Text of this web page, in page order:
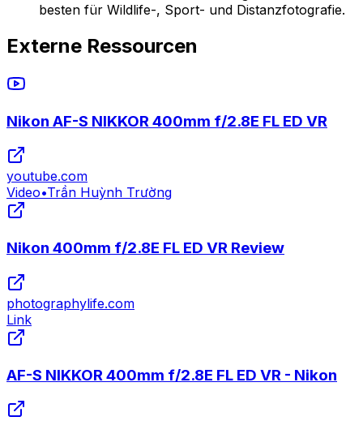
besten für Wildlife-, Sport- und Distanzfotografie.
Externe Ressourcen
Nikon AF-S NIKKOR 400mm f/2.8E FL ED VR
youtube.com
Video•Trần Huỳnh Trường
Nikon 400mm f/2.8E FL ED VR Review
photographylife.com
Link
AF-S NIKKOR 400mm f/2.8E FL ED VR - Nikon